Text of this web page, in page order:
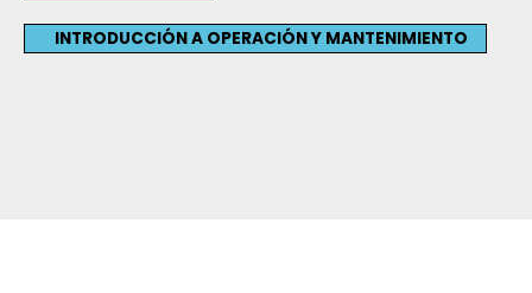
INTRODUCCIÓN A OPERACIÓN Y MANTENIMIENTO